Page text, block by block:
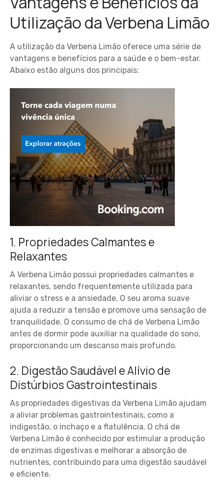
Utilização da Verbena Limão
A utilização da Verbena Limão oferece uma série de
vantagens e benefícios para a saúde e o bem-estar.
Abaixo estão alguns dos principais:
1. Propriedades Calmantes e
Relaxantes
A Verbena Limão possui propriedades calmantes e
relaxantes, sendo frequentemente utilizada para
aliviar o stress e a ansiedade. O seu aroma suave
ajuda a reduzir a tensão e promove uma sensação de
tranquilidade. O consumo de chá de Verbena Limão
antes de dormir pode auxiliar na qualidade do sono,
proporcionando um descanso mais profundo.
2. Digestão Saudável e Alívio de
Distúrbios Gastrointestinais
As propriedades digestivas da Verbena Limão ajudam
a aliviar problemas gastrointestinais, como a
indigestão, o inchaço e a flatulência. O chá de
Verbena Limão é conhecido por estimular a produção
de enzimas digestivas e melhorar a absorção de
nutrientes, contribuindo para uma digestão saudável
e eficiente.